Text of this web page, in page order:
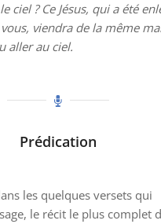
ciel ? Ce Jésus, qui a été
viendra de la même
aller au ciel.
Prédication
les quelques versets qui
le récit le plus complet